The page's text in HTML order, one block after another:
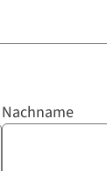
Nachname